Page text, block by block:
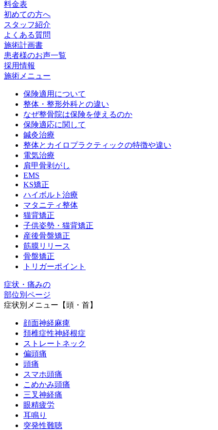
料金表
初めての方へ
スタッフ紹介
よくある質問
施術計画書
患者様のお声一覧
採用情報
施術メニュー
保険適用について
整体・整形外科との違い
なぜ整骨院は保険を使えるのか
保険適応に関して
鍼灸治療
整体とカイロプラクティックの特徴や違い
電気治療
肩甲骨剥がし
EMS
KS矯正
ハイボルト治療
マタニティ整体
猫背矯正
子供姿勢・猫背矯正
産後骨盤矯正
筋膜リリース
骨盤矯正
トリガーポイント
症状・痛みの
部位別ページ
症状別メニュー【頭・首】
顔面神経麻痺
頚椎症性神経根症
ストレートネック
偏頭痛
頭痛
スマホ頭痛
こめかみ頭痛
三叉神経痛
眼精疲労
耳鳴り
突発性難聴